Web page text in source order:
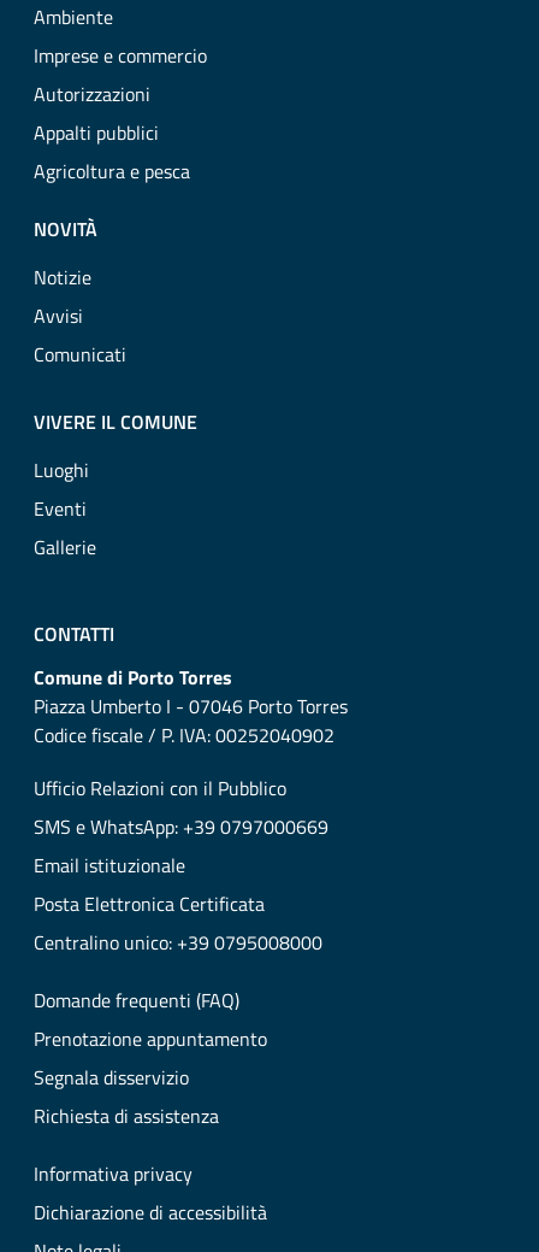
Ambiente
Imprese e commercio
Autorizzazioni
Appalti pubblici
Agricoltura e pesca
NOVITÀ
Notizie
Avvisi
Comunicati
VIVERE IL COMUNE
Luoghi
Eventi
Gallerie
CONTATTI
Comune di Porto Torres
Piazza Umberto I - 07046 Porto Torres
Codice fiscale / P. IVA: 00252040902
Ufficio Relazioni con il Pubblico
SMS e WhatsApp: +39 0797000669
Email istituzionale
Posta Elettronica Certificata
Centralino unico: +39 0795008000
Domande frequenti (FAQ)
Prenotazione appuntamento
Segnala disservizio
Richiesta di assistenza
Informativa privacy
Dichiarazione di accessibilità